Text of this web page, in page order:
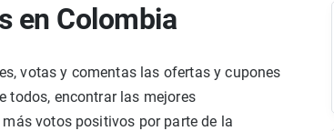
en Colombia
votas y comentas las ofertas y cupones
todos, encontrar las mejores
votos positivos por parte de la